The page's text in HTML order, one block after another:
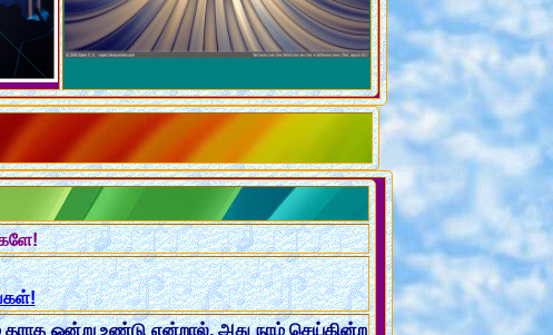
தராத ஒன்று உண்டு என்றால், அது நாம் செய்கின்ற